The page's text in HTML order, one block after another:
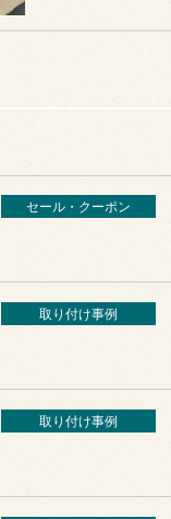
セール・クーポン
取り付け事例
取り付け事例